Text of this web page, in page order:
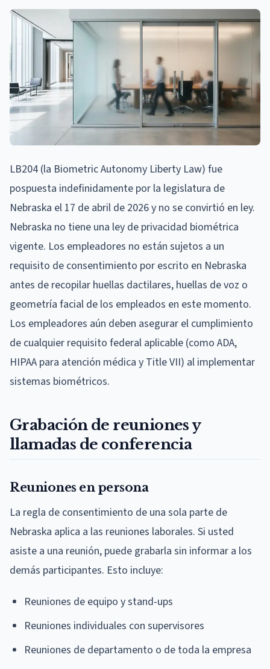
LB204 (la Biometric Autonomy Liberty Law) fue
pospuesta indefinidamente por la legislatura de
Nebraska el 17 de abril de 2026 y no se convirtió en ley.
Nebraska no tiene una ley de privacidad biométrica
vigente. Los empleadores no están sujetos a un
requisito de consentimiento por escrito en Nebraska
antes de recopilar huellas dactilares, huellas de voz o
geometría facial de los empleados en este momento.
Los empleadores aún deben asegurar el cumplimiento
de cualquier requisito federal aplicable (como ADA,
HIPAA para atención médica y Title VII) al implementar
sistemas biométricos.
Grabación de reuniones y
llamadas de conferencia
Reuniones en persona
La regla de consentimiento de una sola parte de
Nebraska aplica a las reuniones laborales. Si usted
asiste a una reunión, puede grabarla sin informar a los
demás participantes. Esto incluye:
Reuniones de equipo y stand-ups
Reuniones individuales con supervisores
Reuniones de departamento o de toda la empresa